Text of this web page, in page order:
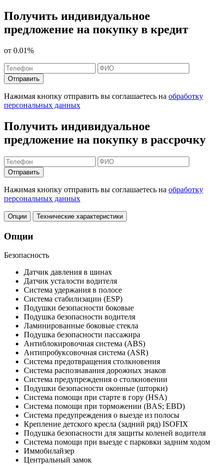
Получить индивидуальное
предложение на покупку в кредит
от 0.01%
Отправить
Нажимая кнопку отправить вы соглашаетесь на обработку
персональных данных
Получить индивидуальное
предложение на покупку в рассрочку
Отправить
Нажимая кнопку отправить вы соглашаетесь на обработку
персональных данных
Опции Технические характеристики
Опции
Безопасность
Датчик давления в шинах
Датчик усталости водителя
Система удержания в полосе
Система стабилизации (ESP)
Подушки безопасности боковые
Подушка безопасности водителя
Ламинированные боковые стекла
Подушка безопасности пассажира
Антиблокировочная система (ABS)
Антипробуксовочная система (ASR)
Система предотвращения столкновения
Система распознавания дорожных знаков
Система предупреждения о столкновении
Подушки безопасности оконные (шторки)
Система помощи при старте в гору (HSA)
Система помощи при торможении (BAS; EBD)
Система предупреждения о выезде из полосы
Крепление детского кресла (задний ряд) ISOFIX
Подушка безопасности для защиты коленей водителя
Система помощи при выезде с парковки задним ходом
Иммобилайзер
Центральный замок